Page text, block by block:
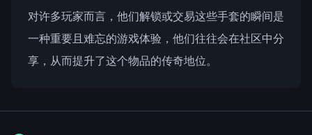
对许多玩家而言，他们解锁或交易这些手套的瞬间是
一种重要且难忘的游戏体验，他们往往会在社区中分
享，从而提升了这个物品的传奇地位。